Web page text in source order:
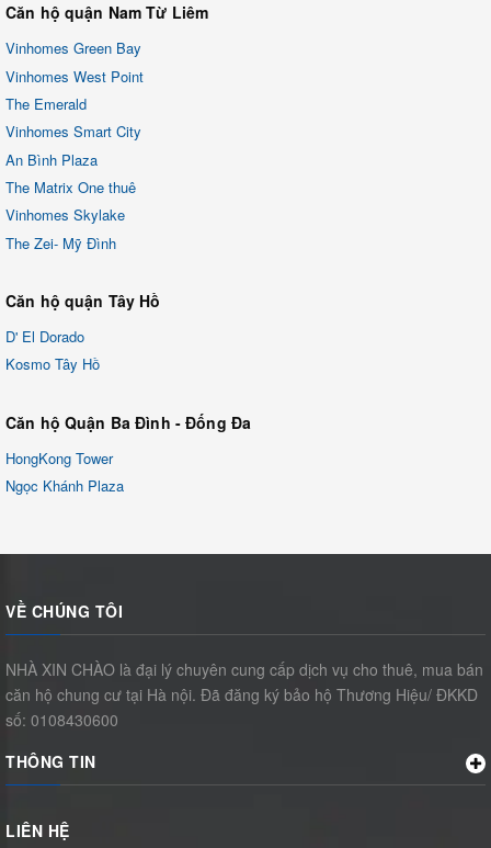
Căn hộ quận Nam Từ Liêm
Vinhomes Green Bay
Vinhomes West Point
The Emerald
Vinhomes Smart City
An Bình Plaza
The Matrix One thuê
Vinhomes Skylake
The Zei- Mỹ Đình
Căn hộ quận Tây Hồ
D' El Dorado
Kosmo Tây Hồ
Căn hộ Quận Ba Đình - Đống Đa
HongKong Tower
Ngọc Khánh Plaza
VỀ CHÚNG TÔI
NHÀ XIN CHÀO là đại lý chuyên cung cấp dịch vụ cho thuê, mua bán
căn hộ chung cư tại Hà nội. Đã đăng ký bảo hộ Thương Hiệu/ ĐKKD
số: 0108430600
THÔNG TIN
LIÊN HỆ